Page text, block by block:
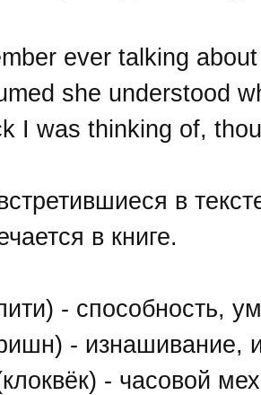
ever talking
she understood
I was thinking of,
в
в книге.
- способность,
- изнашивание,
- часовой